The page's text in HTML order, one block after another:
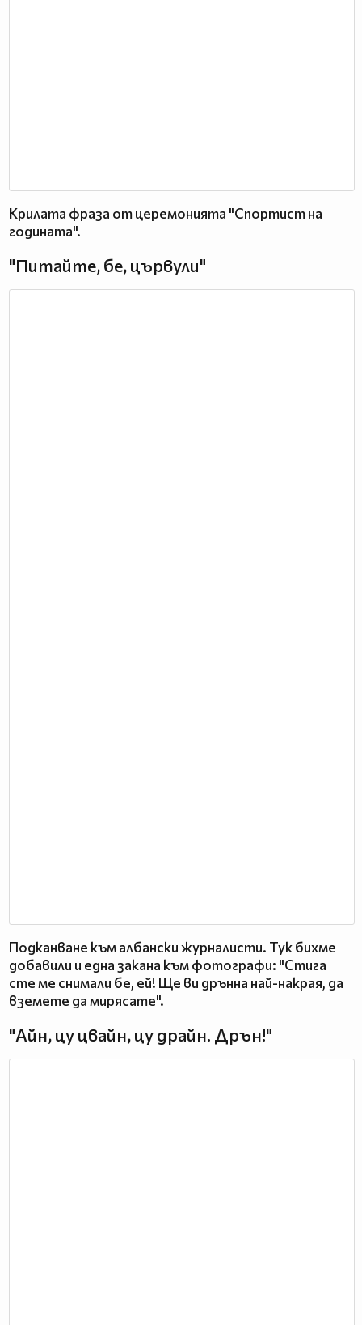
Крилата фраза от церемонията "Спортист на
годината".
"Питайте, бе, цървули"
Подканване към албански журналисти. Тук бихме
добавили и една закана към фотографи: "Стига
сте ме снимали бе, ей! Ще ви дрънна най-накрая, да
вземете да мирясате".
"Айн, цу цвайн, цу драйн. Дрън!"